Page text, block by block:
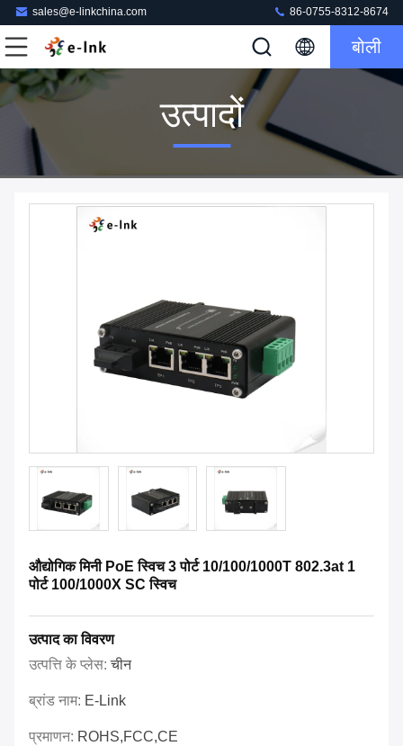
sales@e-linkchina.com 86-0755-8312-8674
बोली
उत्पादों
औद्योगिक मिनी PoE स्विच 3 पोर्ट 10/100/1000T 802.3at 1
पोर्ट 100/1000X SC स्विच
उत्पाद का विवरण
उत्पत्ति के प्लेस:चीन
ब्रांड नाम: E-Link
प्रमाणन: ROHS,FCC,CE